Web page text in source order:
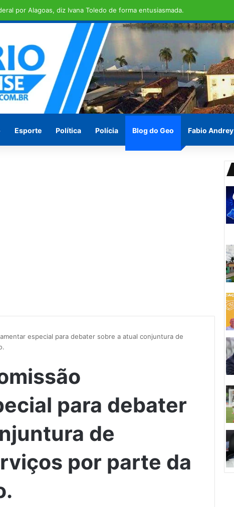
ilha de São Brás
Esporte Política Polícia Blog do Geo Fabio Andrey
especial para debater sobre a atual conjuntura de
para debater
de
por parte da